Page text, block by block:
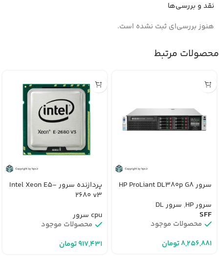
نقد و بررسی‌ها
هنوز بررسی‌ای ثبت نشده است.
محصولات مرتبط
سرور HP ProLiant DL380p G8
سرور HP
, سرور DL
SFF
محصولات موجود
تومان
پردازنده سرور Intel Xeon E5-
2680 v3
cpu سرور
محصولات موجود
تومان